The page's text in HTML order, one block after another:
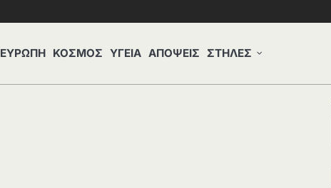
ΕΥΡΩΠΗ ΚΟΣΜΟΣ ΥΓΕΙΑ ΑΠΟΨΕΙΣ ΣΤΗΛΕΣ